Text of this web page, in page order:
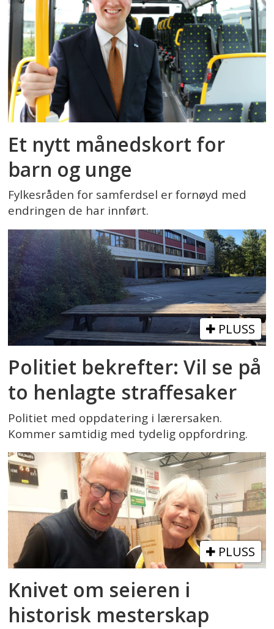
Et nytt månedskort for
barn og unge
Fylkesråden for samferdsel er fornøyd med
endringen de har innført.
PLUSS
Politiet bekrefter: Vil se på
to henlagte straffesaker
Politiet med oppdatering i lærersaken.
Kommer samtidig med tydelig oppfordring.
PLUSS
Knivet om seieren i
historisk mesterskap